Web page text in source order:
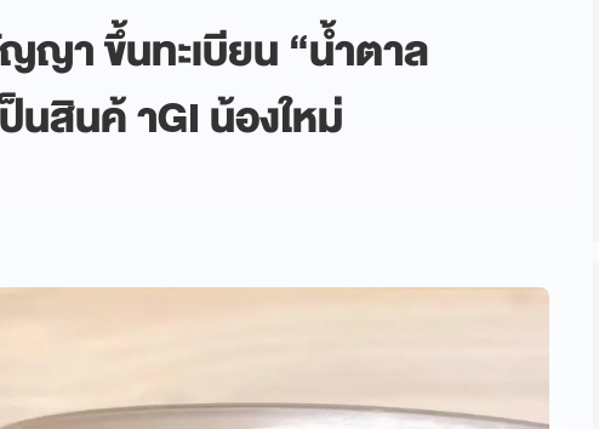
า ขึ้นทะเบียน “น้ำตาล
นสินค้ าGI น้องใหม่